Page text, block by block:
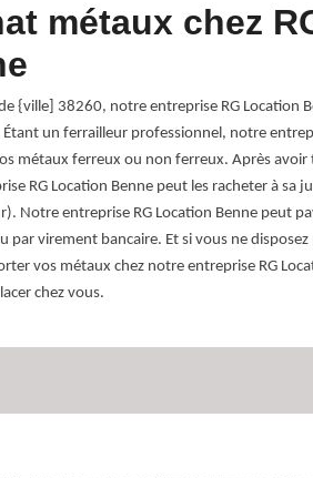
métaux chez
{ville] 38260, notre entreprise RG Location
un ferrailleur professionnel, notre
métaux ferreux ou non ferreux. Après
RG Location Benne peut les racheter à sa
Notre entreprise RG Location Benne peut
par virement bancaire. Et si vous ne disposez
vos métaux chez notre entreprise RG
chez vous.